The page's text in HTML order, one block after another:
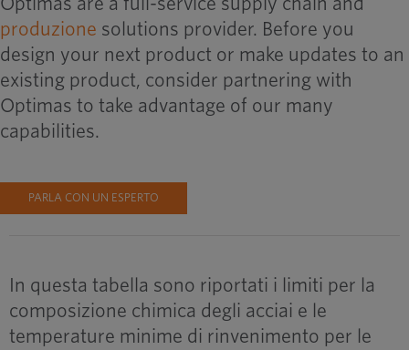
produzione solutions provider. Before you
design your next product or make updates to an
existing product, consider partnering with
Optimas to take advantage of our many
capabilities.
PARLA CON UN ESPERTO
In questa tabella sono riportati i limiti per la
composizione chimica degli acciai e le
temperature minime di rinvenimento per le